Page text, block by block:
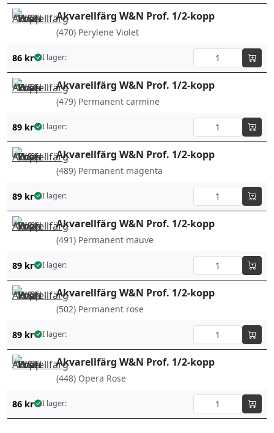
Akvarellfärg W&N Prof. 1/2-kopp
(470) Perylene Violet
86 kr I lager:
Akvarellfärg W&N Prof. 1/2-kopp
(479) Permanent carmine
89 kr I lager:
Akvarellfärg W&N Prof. 1/2-kopp
(489) Permanent magenta
89 kr I lager:
Akvarellfärg W&N Prof. 1/2-kopp
(491) Permanent mauve
89 kr I lager:
Akvarellfärg W&N Prof. 1/2-kopp
(502) Permanent rose
89 kr I lager:
Akvarellfärg W&N Prof. 1/2-kopp
(448) Opera Rose
86 kr I lager: